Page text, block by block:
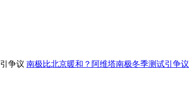
南极比北京暖和？阿维塔南极冬季测试引争议